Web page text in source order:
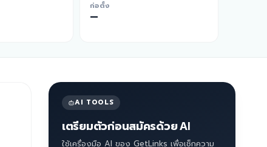
ก่อตั้ง
—
AI TOOLS
เตรียมตัวก่อนสมัครด้วย AI
ใช้เครื่องมือ AI ของ GetLinks เพื่อเช็กความ